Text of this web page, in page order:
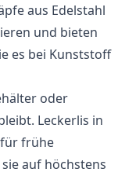
aus Edelstahl
und bieten
es bei Kunststoff
oder
Leckerlis in
frühe
auf höchstens